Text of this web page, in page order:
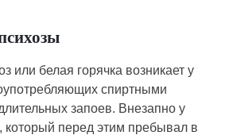
или белая горячка возникает у
спиртными
запоев. Внезапно у
который перед этим пребывал в